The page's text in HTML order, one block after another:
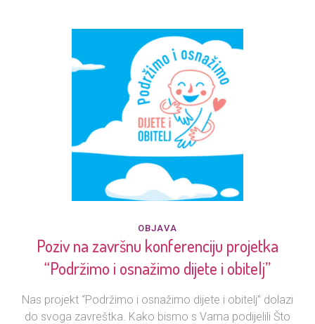
OBJAVA
Poziv na završnu konferenciju projetka
“Podržimo i osnažimo dijete i obitelj”
Nas projekt “Podržimo i osnažimo dijete i obitelj” dolazi
do svoga zavreštka. Kako bismo s Vama podijelili Što